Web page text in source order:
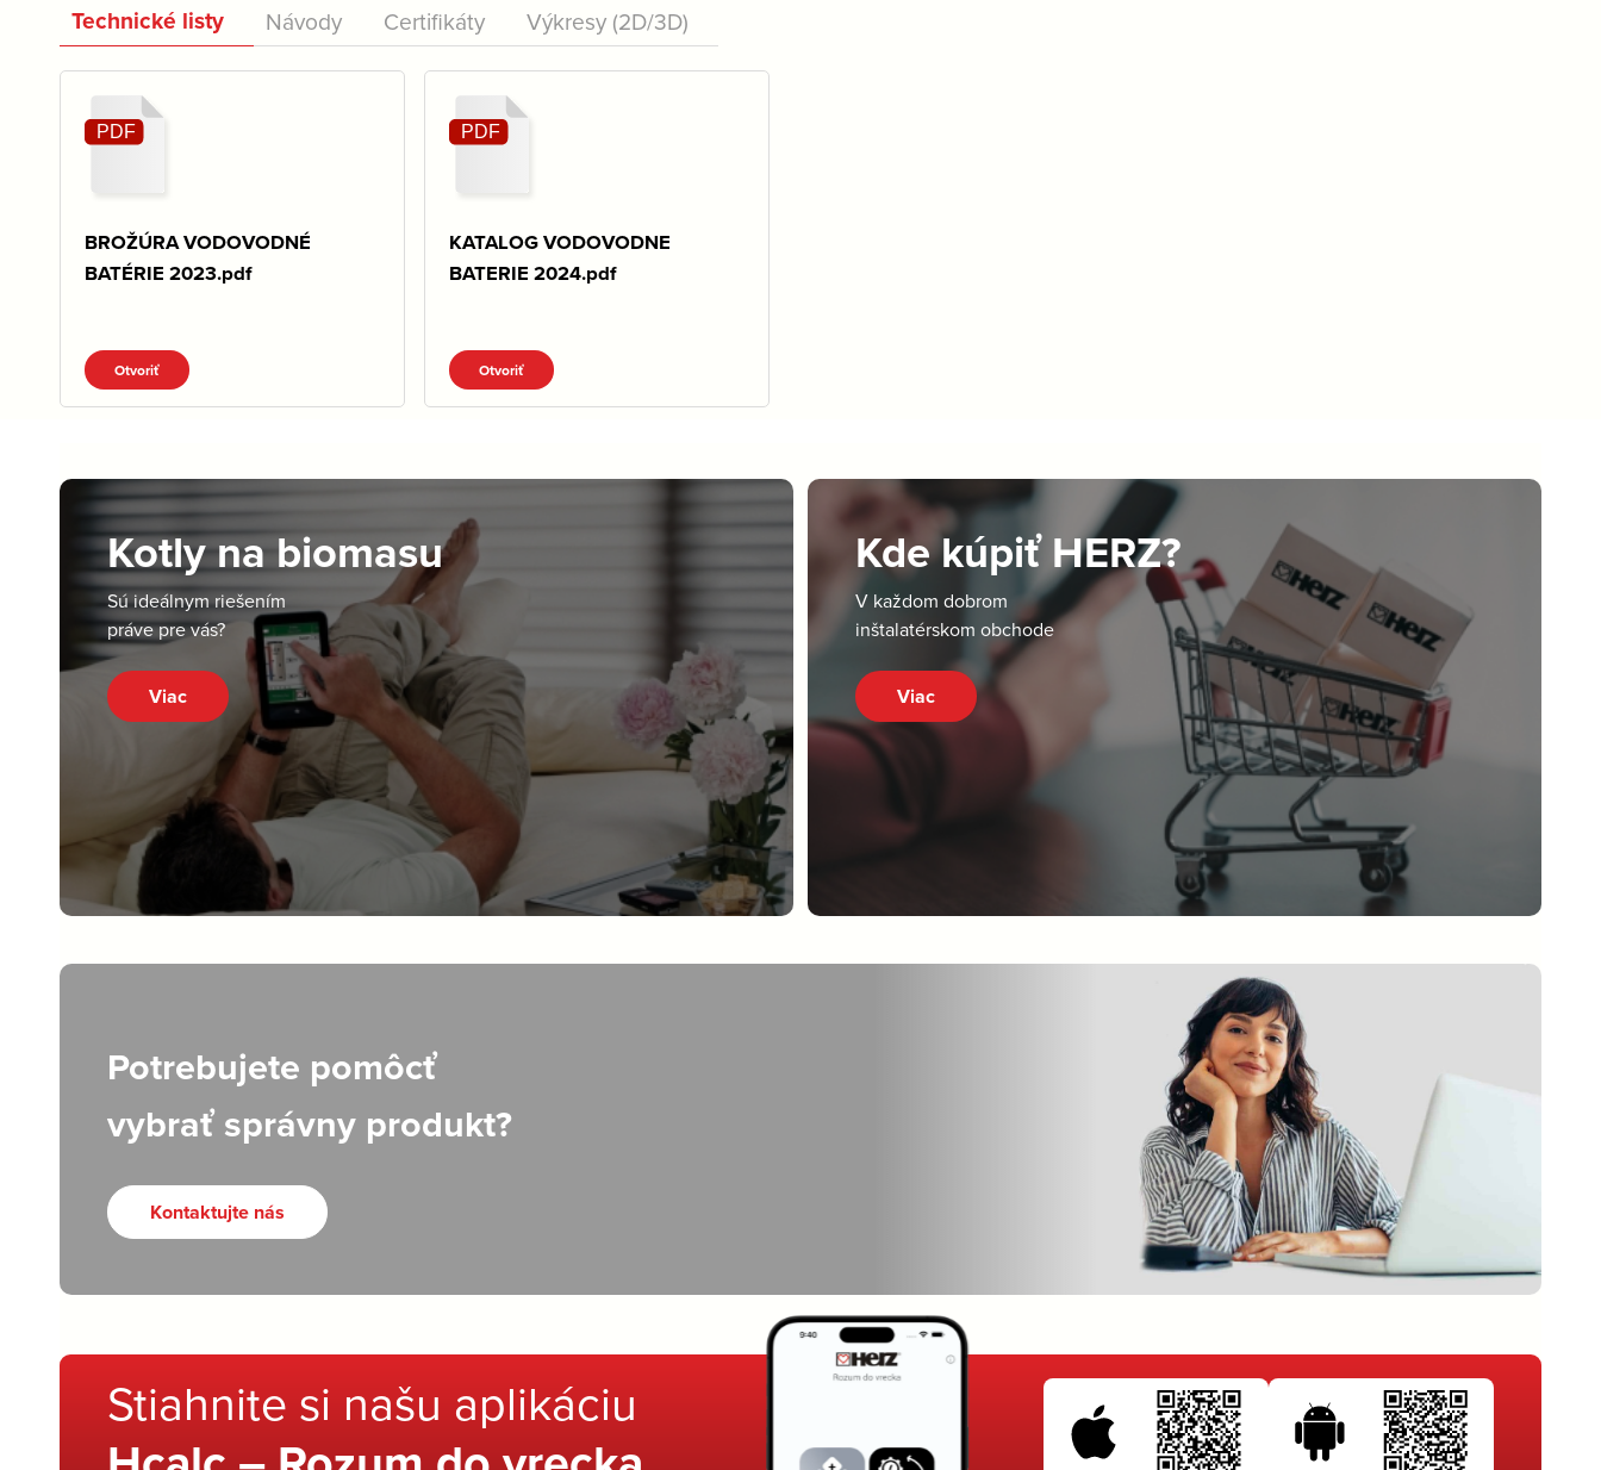
Technické listy Návody Certifikáty Výkresy (2D/3D)
BROŽÚRA VODOVODNÉ
BATÉRIE 2023.pdf
Otvoriť
KATALOG VODOVODNE
BATERIE 2024.pdf
Otvoriť
Kotly na biomasu
Sú ideálnym riešením
práve pre vás?
Viac
Kde kúpiť HERZ?
V každom dobrom
inštalatérskom obchode
Viac
Potrebujete pomôcť
vybrať správny produkt?
Kontaktujte nás
Stiahnite si našu aplikáciu